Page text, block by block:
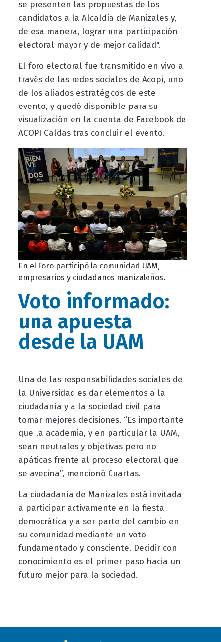
se presenten las propuestas de los
candidatos a la Alcaldía de Manizales y,
de esa manera, lograr una participación
electoral mayor y de mejor calidad".
El foro electoral fue transmitido en vivo a
través de las redes sociales de Acopi, uno
de los aliados estratégicos de este
evento, y quedó disponible para su
visualización en la cuenta de Facebook de
ACOPI Caldas tras concluir el evento.
En el Foro participó la comunidad UAM,
empresarios y ciudadanos manizaleños.
Voto informado:
una apuesta
desde la UAM
Una de las responsabilidades sociales de
la Universidad es dar elementos a la
ciudadanía y a la sociedad civil para
tomar mejores decisiones. “Es importante
que la academia, y en particular la UAM,
sean neutrales y objetivas pero no
apáticas frente al proceso electoral que
se avecina”, mencionó Cuartas.
La ciudadanía de Manizales está invitada
a participar activamente en la fiesta
democrática y a ser parte del cambio en
su comunidad mediante un voto
fundamentado y consciente. Decidir con
conocimiento es el primer paso hacia un
futuro mejor para la sociedad.